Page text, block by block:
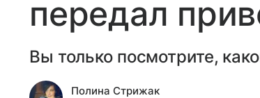
передал
Вы только посмотрите,
Полина Стрижак